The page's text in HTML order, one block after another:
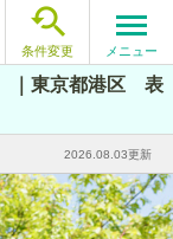

条件変更 メニュー
｜東京都港区 表
2026.08.03更新